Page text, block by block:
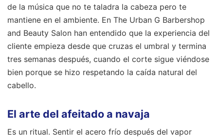
de la música que no te taladra la cabeza pero te
mantiene en el ambiente. En The Urban G Barbershop
and Beauty Salon han entendido que la experiencia del
cliente empieza desde que cruzas el umbral y termina
tres semanas después, cuando el corte sigue viéndose
bien porque se hizo respetando la caída natural del
cabello.
El arte del afeitado a navaja
Es un ritual. Sentir el acero frío después del vapor